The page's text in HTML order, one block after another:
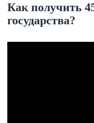
Как получить
государства?